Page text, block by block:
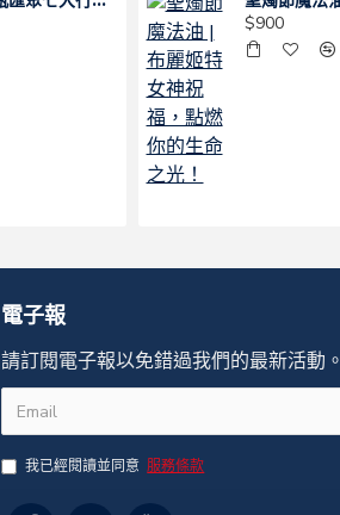
$900
電子報
請訂閱電子報以免錯過我們的最新活動。
我已經閱讀並同意 服務條款